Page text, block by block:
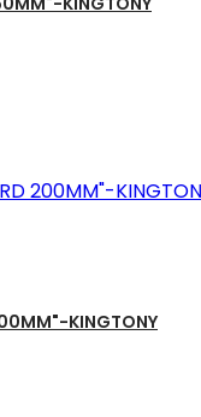
KINGTONY